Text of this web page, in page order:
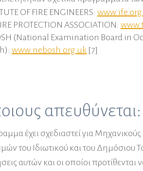
OF FIRE ENGINEERS:
PROTECTION ASSOCIATION:
(National Examination Board in
www.nebosh.org.uk[7]
απευθύνεται:
έχει σχεδιαστεί για Μηχανικούς
του Ιδιωτικού και του Δημόσιου
αυτών και οι οποίοι